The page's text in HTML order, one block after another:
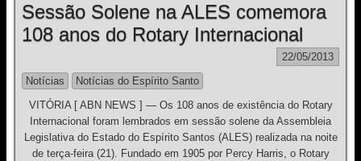
Sessão Solene na ALES comemora
108 anos do Rotary Internacional
22/05/2013
Notícias
Notícias do Espírito Santo
VITÓRIA [ ABN NEWS ] — Os 108 anos de existência do Rotary
Internacional foram lembrados em sessão solene da Assembleia
Legislativa do Estado do Espírito Santos (ALES) realizada na noite
de terça-feira (21). Fundado em 1905 por Percy Harris, o Rotary